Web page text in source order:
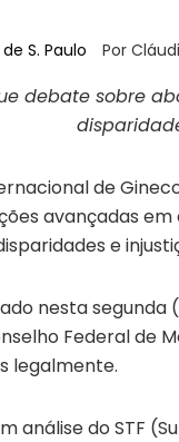
S. Paulo Por
debate sobre
de
avançadas
e
nesta segunda
Federal de
legalmente.
análise do STF